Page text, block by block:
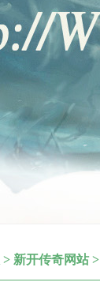
> 新开传奇网站>